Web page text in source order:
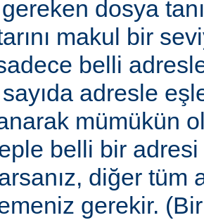
dosya
makul bir
belli
adresle
mümükün
belli bir adresi
diğer tüm
gerekir.